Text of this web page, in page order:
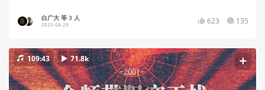
白广大 等 3 人
2025-08-29 623 135
109:43 71.8k